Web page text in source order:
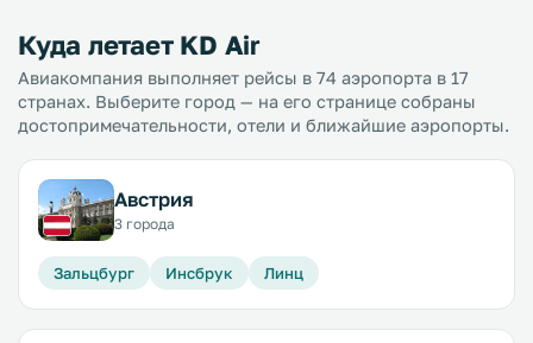
Куда летает KD Air
Авиакомпания выполняет рейсы в 74 аэропорта в 17
странах. Выберите город — на его странице собраны
достопримечательности, отели и ближайшие аэропорты.
Австрия
3 города
Зальцбург Инсбрук Линц